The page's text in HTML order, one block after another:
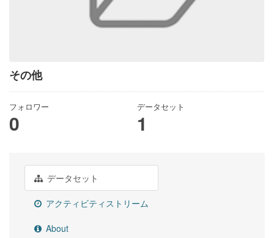
その他
フォロワー
0
データセット
1
データセット
アクティビティストリーム
About